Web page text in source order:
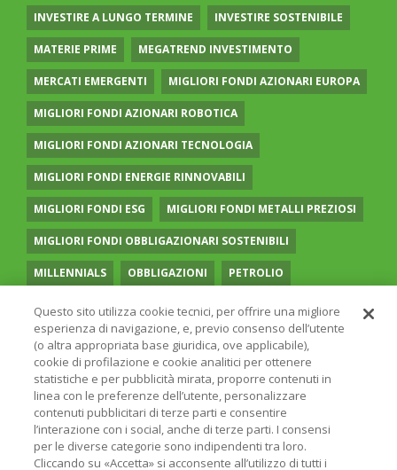
INVESTIRE A LUNGO TERMINE INVESTIRE SOSTENIBILE
MATERIE PRIME MEGATREND INVESTIMENTO
MERCATI EMERGENTI MIGLIORI FONDI AZIONARI EUROPA
MIGLIORI FONDI AZIONARI ROBOTICA
MIGLIORI FONDI AZIONARI TECNOLOGIA
MIGLIORI FONDI ENERGIE RINNOVABILI
MIGLIORI FONDI ESG MIGLIORI FONDI METALLI PREZIOSI
MIGLIORI FONDI OBBLIGAZIONARI SOSTENIBILI
MILLENNIALS OBBLIGAZIONI PETROLIO
PIANI DI ACCUMULO CAPITALE PORTAFOGLI MODELLO
PREVIDENZA COMPLEMENTARE RECESSIONE
RISPARMIO GESTITO SOCIAL MEDIA STILE VALUE
TASSI UGUAGLIANZA DI GENERE VOLATILITÀ
Questo sito utilizza cookie tecnici, per offrire una migliore
esperienza di navigazione, e, previo consenso dell’utente
(o altra appropriata base giuridica, ove applicabile),
cookie di profilazione e cookie analitici per ottenere
statistiche e per pubblicità mirata, proporre contenuti in
linea con le preferenze dell’utente, personalizzare
contenuti pubblicitari di terze parti e consentire
l’interazione con i social, anche di terze parti. I consensi
per le diverse categorie sono indipendenti tra loro.
Cliccando su «Accetta» si acconsente all’utilizzo di tutti i